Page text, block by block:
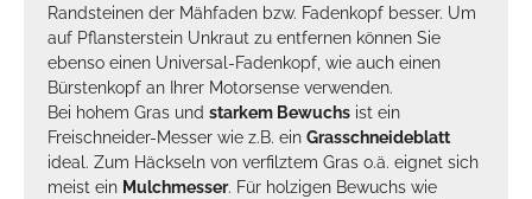
Randsteinen der Mähfaden bzw. Fadenkopf besser. Um
auf Pflansterstein Unkraut zu entfernen können Sie
ebenso einen Universal-Fadenkopf, wie auch einen
Bürstenkopf an Ihrer Motorsense verwenden.
Bei hohem Gras und starkem Bewuchs ist ein
Freischneider-Messer wie z.B. ein Grasschneideblatt
ideal. Zum Häckseln von verfilztem Gras o.ä. eignet sich
meist ein Mulchmesser. Für holzigen Bewuchs wie